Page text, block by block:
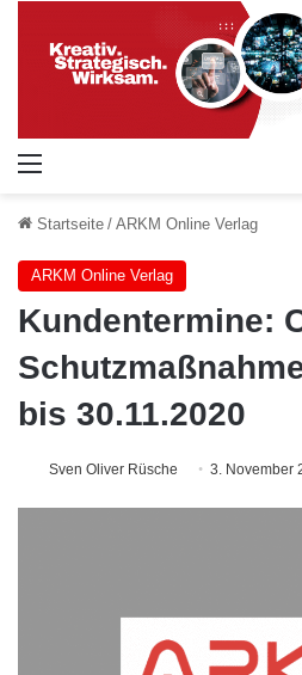
Startseite / ARKM Online Verlag
ARKM Online Verlag
Kundentermine:
bis 30.11.2020
Sven Oliver Rüsche 3. November